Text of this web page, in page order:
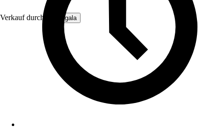
Verkauf durch: Solargala